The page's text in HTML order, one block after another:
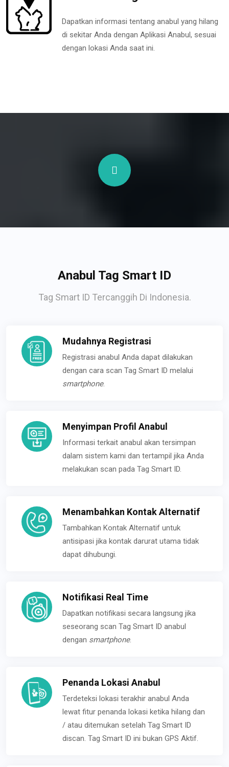
Dapatkan informasi tentang anabul yang hilang
di sekitar Anda dengan Aplikasi Anabul, sesuai
dengan lokasi Anda saat ini.
Anabul Tag Smart ID
Tag Smart ID Tercanggih Di Indonesia.
Mudahnya Registrasi
Registrasi anabul Anda dapat dilakukan
dengan cara scan Tag Smart ID melalui
smartphone.
Menyimpan Profil Anabul
Informasi terkait anabul akan tersimpan
dalam sistem kami dan tertampil jika Anda
melakukan scan pada Tag Smart ID.
Menambahkan Kontak Alternatif
Tambahkan Kontak Alternatif untuk
antisipasi jika kontak darurat utama tidak
dapat dihubungi.
Notifikasi Real Time
Dapatkan notifikasi secara langsung jika
seseorang scan Tag Smart ID anabul
dengan smartphone.
Penanda Lokasi Anabul
Terdeteksi lokasi terakhir anabul Anda
lewat fitur penanda lokasi ketika hilang dan
/ atau ditemukan setelah Tag Smart ID
discan. Tag Smart ID ini bukan GPS Aktif.